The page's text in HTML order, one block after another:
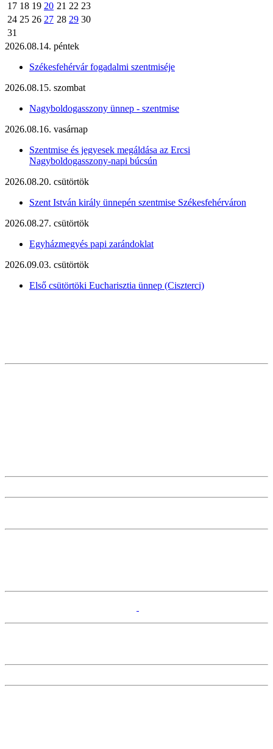
17 18 19 20 21 22 23
24 25 26 27 28 29 30
31
2026.08.14. péntek
Székesfehérvár fogadalmi szentmiséje
2026.08.15. szombat
Nagyboldogasszony ünnep - szentmise
2026.08.16. vasárnap
Szentmise és jegyesek megáldása az Ercsi
Nagyboldogasszony-napi búcsún
2026.08.20. csütörtök
Szent István király ünnepén szentmise Székesfehérváron
2026.08.27. csütörtök
Egyházmegyés papi zarándoklat
2026.09.03. csütörtök
Első csütörtöki Eucharisztia ünnep (Ciszterci)